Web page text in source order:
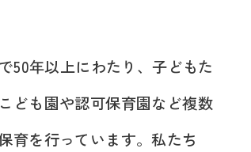
50年以上にわたり、子どもた
ども園や認可保育園など複数
育を行っています。私たち